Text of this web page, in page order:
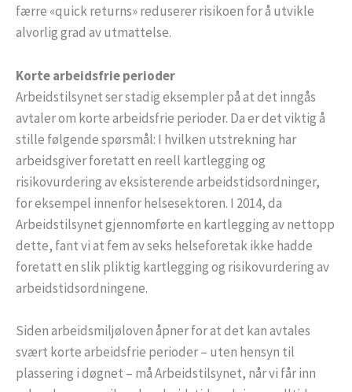
færre «quick returns» reduserer risikoen for å utvikle
alvorlig grad av utmattelse.
Korte arbeidsfrie perioder
Arbeidstilsynet ser stadig eksempler på at det inngås
avtaler om korte arbeidsfrie perioder. Da er det viktig å
stille følgende spørsmål: I hvilken utstrekning har
arbeidsgiver foretatt en reell kartlegging og
risikovurdering av eksisterende arbeidstidsordninger,
for eksempel innenfor helsesektoren. I 2014, da
Arbeidstilsynet gjennomførte en kartlegging av nettopp
dette, fant vi at fem av seks helseforetak ikke hadde
foretatt en slik pliktig kartlegging og risikovurdering av
arbeidstidsordningene.
Siden arbeidsmiljøloven åpner for at det kan avtales
svært korte arbeidsfrie perioder – uten hensyn til
plassering i døgnet – må Arbeidstilsynet, når vi får inn